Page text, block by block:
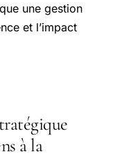
une gestion
et l’impact
à la